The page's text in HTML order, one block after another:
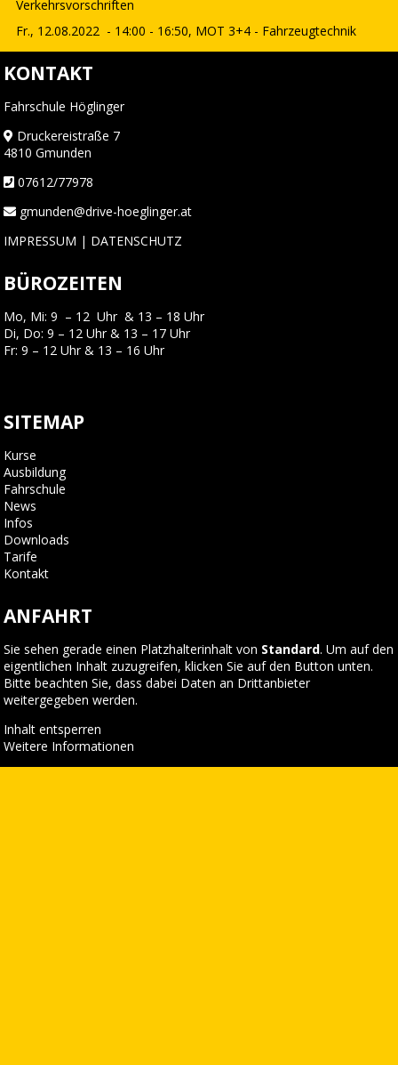
Verkehrsvorschriften
Fr., 12.08.2022 - 14:00 - 16:50, MOT 3+4 - Fahrzeugtechnik
KONTAKT
Fahrschule Höglinger
Druckereistraße 7
4810 Gmunden
07612/77978
gmunden@drive-hoeglinger.at
IMPRESSUM | DATENSCHUTZ
BÜROZEITEN
Mo, Mi: 9 – 12 Uhr & 13 – 18 Uhr
Di, Do: 9 – 12 Uhr & 13 – 17 Uhr
Fr: 9 – 12 Uhr & 13 – 16 Uhr
SITEMAP
Kurse
Ausbildung
Fahrschule
News
Infos
Downloads
Tarife
Kontakt
ANFAHRT
Sie sehen gerade einen Platzhalterinhalt von Standard. Um auf den
eigentlichen Inhalt zuzugreifen, klicken Sie auf den Button unten.
Bitte beachten Sie, dass dabei Daten an Drittanbieter
weitergegeben werden.
Inhalt entsperren
Weitere Informationen